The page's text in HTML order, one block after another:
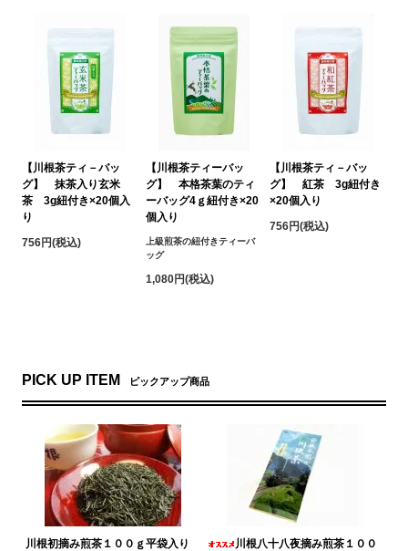
【川根茶ティ－バッ
グ】 抹茶入り玄米
茶 3g紐付き×20個入
り
756円(税込)
【川根茶ティーバッ
グ】 本格茶葉のティ
ーバッグ4ｇ紐付き×20
個入り
上級煎茶の紐付きティーバ
ッグ
1,080円(税込)
【川根茶ティ－バッ
グ】 紅茶 3g紐付き
×20個入り
756円(税込)
PICK UP ITEM ピックアップ商品
川根初摘み煎茶１００ｇ平袋入り
川根八十八夜摘み煎茶１００